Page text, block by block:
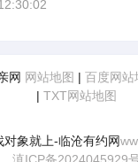
网 网站地图 | 百度网站
| TXT网站地图
象就上-临沧有约网